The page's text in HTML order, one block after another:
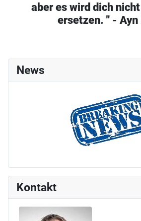
aber es wird dich
ersetzen. " - Ayn
News
Kontakt